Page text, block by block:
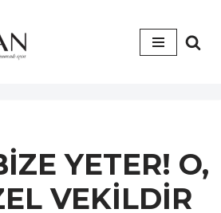
YETER! O,
VEKİLDİR